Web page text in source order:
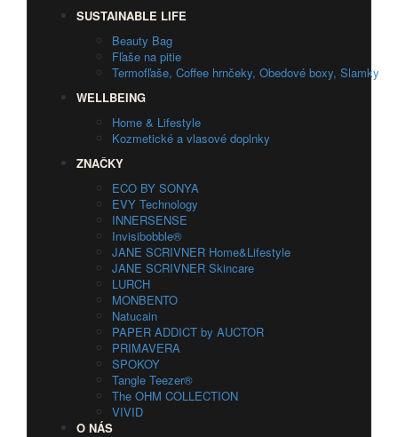
SUSTAINABLE LIFE
Beauty Bag
Fľaše na pitie
Termofľaše, Coffee hrnčeky, Obedové boxy, Slamky
WELLBEING
Home & Lifestyle
Kozmetické a vlasové doplnky
ZNAČKY
ECO BY SONYA
EVY Technology
INNERSENSE
Invisibobble®
JANE SCRIVNER Home&Lifestyle
JANE SCRIVNER Skincare
LURCH
MONBENTO
Natucain
PAPER ADDICT by AUCTOR
PRIMAVERA
SPOKOY
Tangle Teezer®
The OHM COLLECTION
VIVID
O NÁS